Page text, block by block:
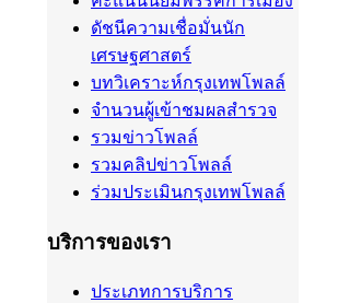
ดัชนีความเชื่อมั่นนัก
เศรษฐศาสตร์
บทวิเคราะห์กรุงเทพโพลล์
จำนวนผู้เข้าชมผลสำรวจ
รวมข่าวโพลล์
รวมคลิปข่าวโพลล์
ร่วมประเมินกรุงเทพโพลล์
บริการของเรา
ประเภทการบริการ